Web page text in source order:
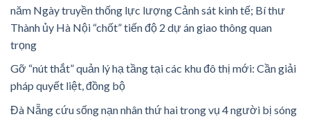
năm Ngày truyền thống lực lượng Cảnh sát kinh tế; Bí thư
Thành ủy Hà Nội “chốt” tiến độ 2 dự án giao thông quan
trọng
Gỡ “nút thắt” quản lý hạ tầng tại các khu đô thị mới: Cần giải
pháp quyết liệt, đồng bộ
Đà Nẵng cứu sống nạn nhân thứ hai trong vụ 4 người bị sóng